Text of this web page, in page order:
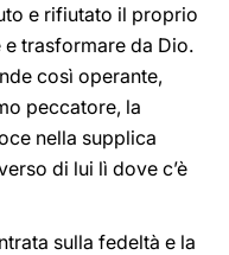
e rifiutato il proprio
trasformare da Dio.
così operante,
peccatore, la
nella supplica
di lui lì dove c’è
sulla fedeltà e la